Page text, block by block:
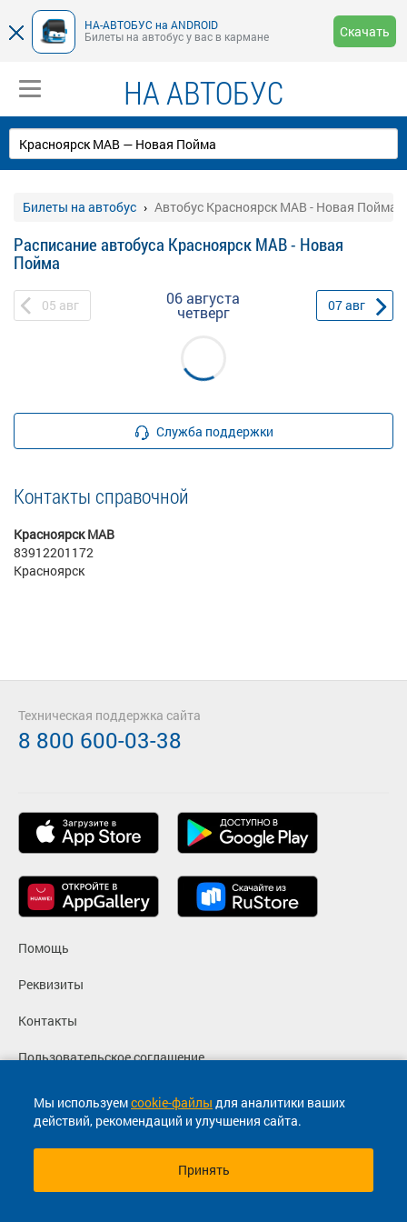
НА-АВТОБУС на ANDROID
Билеты на автобус у вас в кармане
Скачать
НА АВТОБУС
Билеты на автобус Автобус Красноярск МАВ - Новая Пойма
Расписание автобуса Красноярск МАВ - Новая
Пойма
05 авг 06 августа
четверг 07авг
Служба поддержки
Контакты справочной
Красноярск МАВ
83912201172
Красноярск
Мы используемcookie-файлы для аналитики ваших
действий, рекомендаций и улучшения сайта.
Принять
Помощь
Реквизиты
Контакты
Пользовательское соглашение
Политика конфиденциальности
Согласие на маркетинговые сообщения
Техническая поддержка сайта
8 800 600-03-38
© 2013-2026, ООО "Капитал"- Онлайн сервис продажи